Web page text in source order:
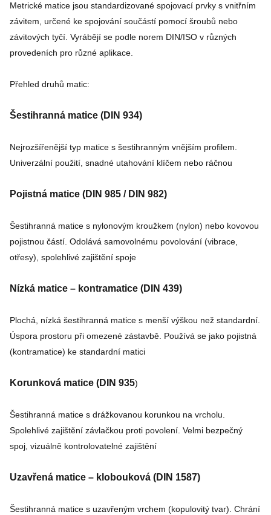
Metrické matice jsou standardizované spojovací prvky s vnitřním
závitem, určené ke spojování součástí pomocí šroubů nebo
závitových tyčí. Vyrábějí se podle norem DIN/ISO v různých
provedeních pro různé aplikace.
Přehled druhů matic:
Šestihranná matice (DIN 934)
Nejrozšířenější typ matice s šestihranným vnějším profilem.
Univerzální použití, snadné utahování klíčem nebo ráčnou
Pojistná matice (DIN 985 / DIN 982)
Šestihranná matice s nylonovým kroužkem (nylon) nebo kovovou
pojistnou částí. Odolává samovolnému povolování (vibrace,
otřesy), spolehlivé zajištění spoje
Nízká matice – kontramatice (DIN 439)
Plochá, nízká šestihranná matice s menší výškou než standardní.
Úspora prostoru při omezené zástavbě. Používá se jako pojistná
(kontramatice) ke standardní matici
Korunková matice (DIN 935)
Šestihranná matice s drážkovanou korunkou na vrcholu.
Spolehlivé zajištění závlačkou proti povolení. Velmi bezpečný
spoj, vizuálně kontrolovatelné zajištění
Uzavřená matice – klobouková (DIN 1587)
Šestihranná matice s uzavřeným vrchem (kopulovitý tvar). Chrání